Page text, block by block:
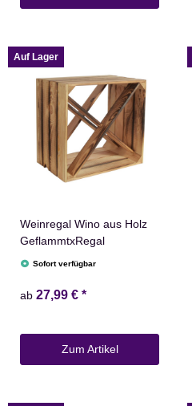
Auf Lager
Weinregal Wino aus Holz
GeflammtxRegal
Sofort verfügbar
ab 27,99 € *
Zum Artikel